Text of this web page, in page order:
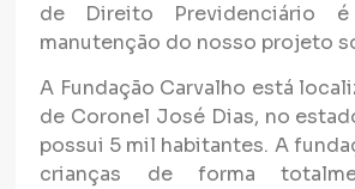
de Direito Previdenciário
manutenção do nosso projeto
A Fundação Carvalho está
de Coronel José Dias, no
possui 5 mil habitantes. A
crianças de forma